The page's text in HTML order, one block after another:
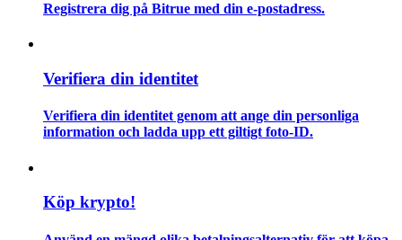
Futures startguide
Registrera dig på Bitrue med din e-postadress.
Verifiera din identitet
Verifiera din identitet genom att ange din personliga
information och ladda upp ett giltigt foto-ID.
Köp krypto!